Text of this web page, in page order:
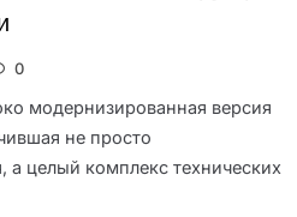
0
модернизированная версия
не просто
а целый комплекс технических